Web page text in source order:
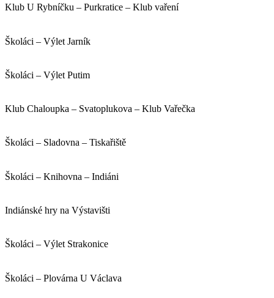
Klub U Rybníčku – Purkratice – Klub vaření
Školáci – Výlet Jarník
Školáci – Výlet Putim
Klub Chaloupka – Svatoplukova – Klub Vařečka
Školáci – Sladovna – Tiskařiště
Školáci – Knihovna – Indiáni
Indiánské hry na Výstavišti
Školáci – Výlet Strakonice
Školáci – Plovárna U Václava